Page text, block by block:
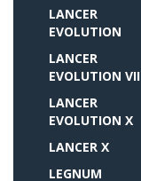
LANCER
EVOLUTION
LANCER
EVOLUTION VII
LANCER
EVOLUTION X
LANCER X
LEGNUM